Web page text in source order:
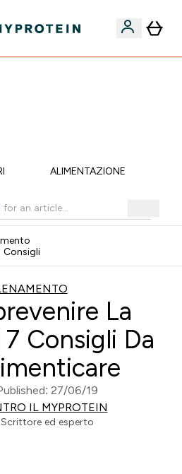
ALIMENTAZIONE
Consigli
La
Consigli Da
27/06/19
IL MYPROTEIN
Scrittore ed esperto